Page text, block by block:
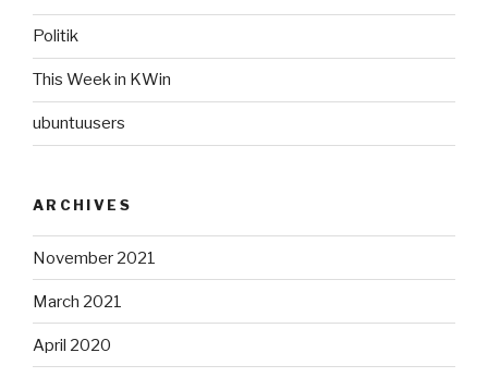
Politik
This Week in KWin
ubuntuusers
ARCHIVES
November 2021
March 2021
April 2020